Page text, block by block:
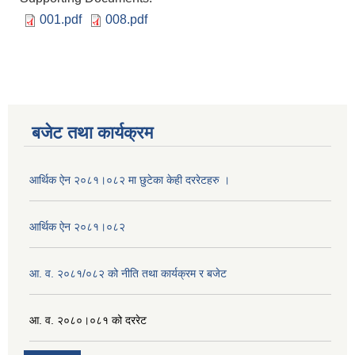
001.pdf
008.pdf
बजेट तथा कार्यक्रम
आर्थिक ऐन २०८१।०८२ मा छुटेका केही दररेटहरु ।
आर्थिक ऐन २०८१।०८२
आ. व. २०८१/०८२ को नीति तथा कार्यक्रम र बजेट
आ. व. २०८०।०८१ को दररेट